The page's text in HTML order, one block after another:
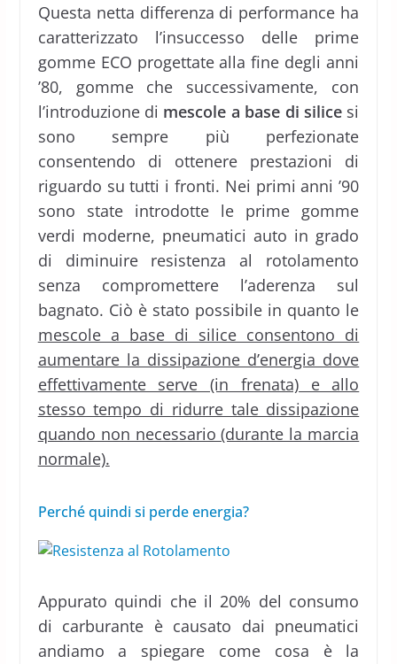
Questa netta differenza di performance ha
caratterizzato l’insuccesso delle prime
gomme ECO progettate alla fine degli anni
’80, gomme che successivamente, con
l’introduzione di mescole a base di silicesi
sono sempre più perfezionate
consentendo di ottenere prestazioni di
riguardo su tutti i fronti. Nei primi anni ’90
sono state introdotte le prime gomme
verdi moderne, pneumatici auto in grado
di diminuire resistenza al rotolamento
senza compromettere l’aderenza sul
bagnato. Ciò è stato possibile in quanto le
mescole a base di silice consentono di
aumentare la dissipazione d’energia dove
effettivamente serve (in frenata) e allo
stesso tempo di ridurre tale dissipazione
quando non necessario (durante la marcia
normale).
Perché quindi si perde energia?
Appurato quindi che il 20% del consumo
di carburante è causato dai pneumatici
andiamo a spiegare come cosa è la